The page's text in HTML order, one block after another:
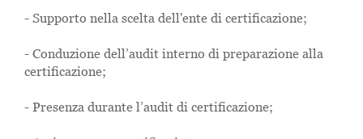
- Supporto nella scelta dell'ente di certificazione;
- Conduzione dell’audit interno di preparazione alla
certificazione;
- Presenza durante l’audit di certificazione;